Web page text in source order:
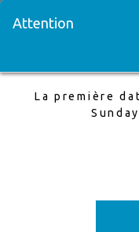
Montreal à Barcelona
27 May,2025 à 3
Tous les prix sont basés
Attention
La première